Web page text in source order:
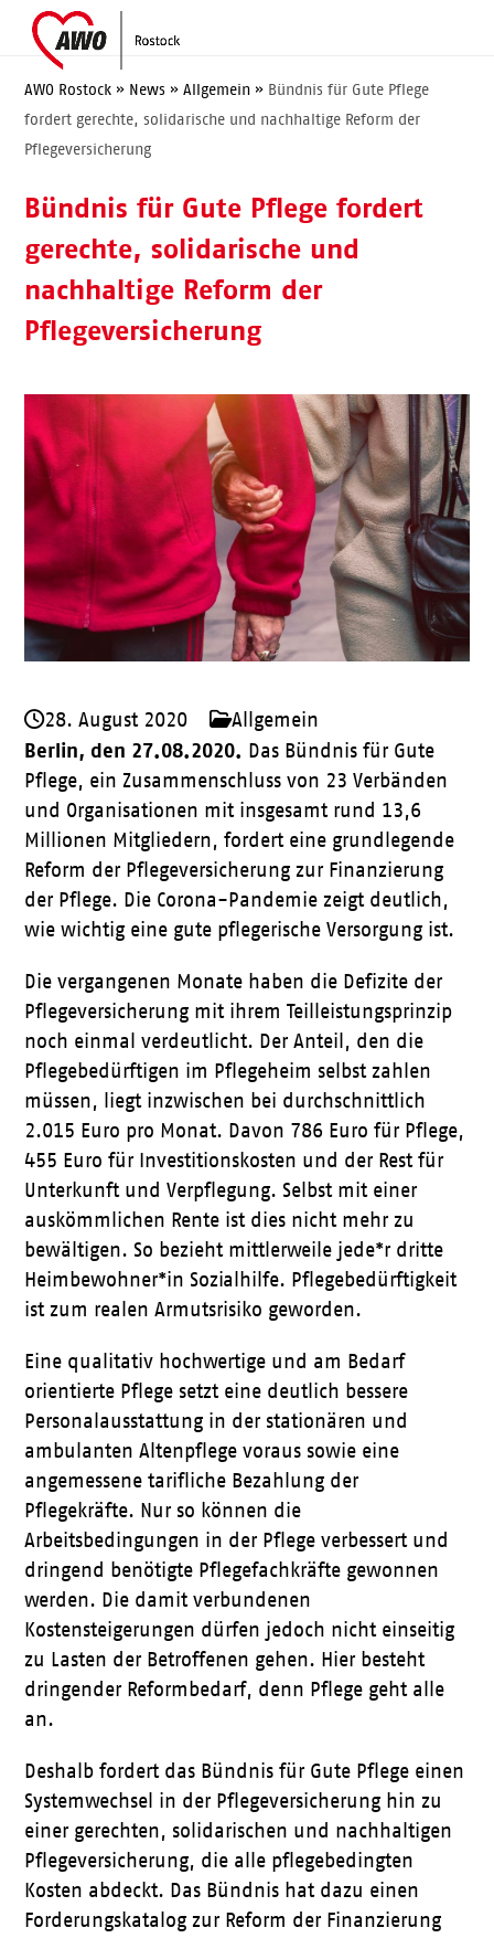
content
Open
mobile
menu
Close
mobile
menu
AWO Rostock » News »Allgemein » Bündnis für Gute Pflege
fordert gerechte, solidarische und nachhaltige Reform der
Pflegeversicherung
Bündnis für Gute Pflege fordert
gerechte, solidarische und
nachhaltige Reform der
Pflegeversicherung
28. August 2020 Allgemein
Berlin, den 27.08.2020. Das Bündnis für Gute
Pflege, ein Zusammenschluss von 23 Verbänden
und Organisationen mit insgesamt rund 13,6
Millionen Mitgliedern, fordert eine grundlegende
Reform der Pflegeversicherung zur Finanzierung
der Pflege. Die Corona-Pandemie zeigt deutlich,
wie wichtig eine gute pflegerische Versorgung ist.
Die vergangenen Monate haben die Defizite der
Pflegeversicherung mit ihrem Teilleistungsprinzip
noch einmal verdeutlicht. Der Anteil, den die
Pflegebedürftigen im Pflegeheim selbst zahlen
müssen, liegt inzwischen bei durchschnittlich
2.015 Euro pro Monat. Davon 786 Euro für Pflege,
455 Euro für Investitionskosten und der Rest für
Unterkunft und Verpflegung. Selbst mit einer
auskömmlichen Rente ist dies nicht mehr zu
bewältigen. So bezieht mittlerweile jede*r dritte
Heimbewohner*in Sozialhilfe. Pflegebedürftigkeit
ist zum realen Armutsrisiko geworden.
Eine qualitativ hochwertige und am Bedarf
orientierte Pflege setzt eine deutlich bessere
Personalausstattung in der stationären und
ambulanten Altenpflege voraus sowie eine
angemessene tarifliche Bezahlung der
Pflegekräfte. Nur so können die
Arbeitsbedingungen in der Pflege verbessert und
dringend benötigte Pflegefachkräfte gewonnen
werden. Die damit verbundenen
Kostensteigerungen dürfen jedoch nicht einseitig
zu Lasten der Betroffenen gehen. Hier besteht
dringender Reformbedarf, denn Pflege geht alle
an.
Deshalb fordert das Bündnis für Gute Pflege einen
Systemwechsel in der Pflegeversicherung hin zu
einer gerechten, solidarischen und nachhaltigen
Pflegeversicherung, die alle pflegebedingten
Kosten abdeckt. Das Bündnis hat dazu einen
Forderungskatalog zur Reform der Finanzierung